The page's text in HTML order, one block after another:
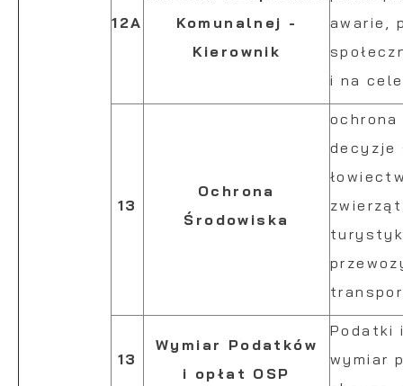
12A
Komunalnej -
Kierownik
awarie,
i na
13
Ochrona
Środowiska
decyzje
13
Wymiar Podatków
i opłat OSP
Podatki
wymiar